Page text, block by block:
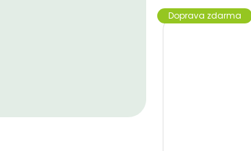
Doprava zdarma